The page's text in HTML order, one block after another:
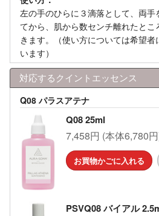
左の手のひらに３滴落として、両
てから、肌から数センチ離れたと
きます。（使い方については希望
います）
対応するクイントエッセンス
Q08 パラスアテナ
Q08 25ml
7,458円 (本体6,780
お買物かごに入れる
PSVQ08 バイアル